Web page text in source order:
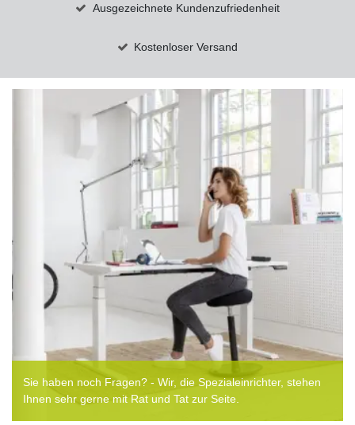
Ausgezeichnete Kundenzufriedenheit
Kostenloser Versand
Sie haben noch Fragen? - Wir, die Spezialeinrichter, stehen
Ihnen sehr gerne mit Rat und Tat zur Seite.